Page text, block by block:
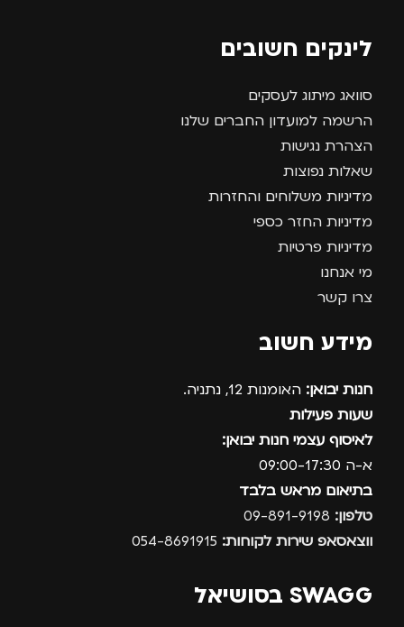
לינקים חשובים
סוואג מיתוג לעסקים
הרשמה למועדון החברים שלנו
הצהרת נגישות
שאלות נפוצות
מדיניות משלוחים והחזרות
מדיניות החזר כספי
מדיניות פרטיות
מי אנחנו
צרו קשר
מידע חשוב
חנות יבואן: האומנות 12, נתניה.
שעות פעילות
לאיסוף עצמי חנות יבואן:
א-ה 09:00-17:30
בתיאום מראש בלבד
טלפון:
ווצאסאפ שירות לקוחות:
SWAGG בסושיאל